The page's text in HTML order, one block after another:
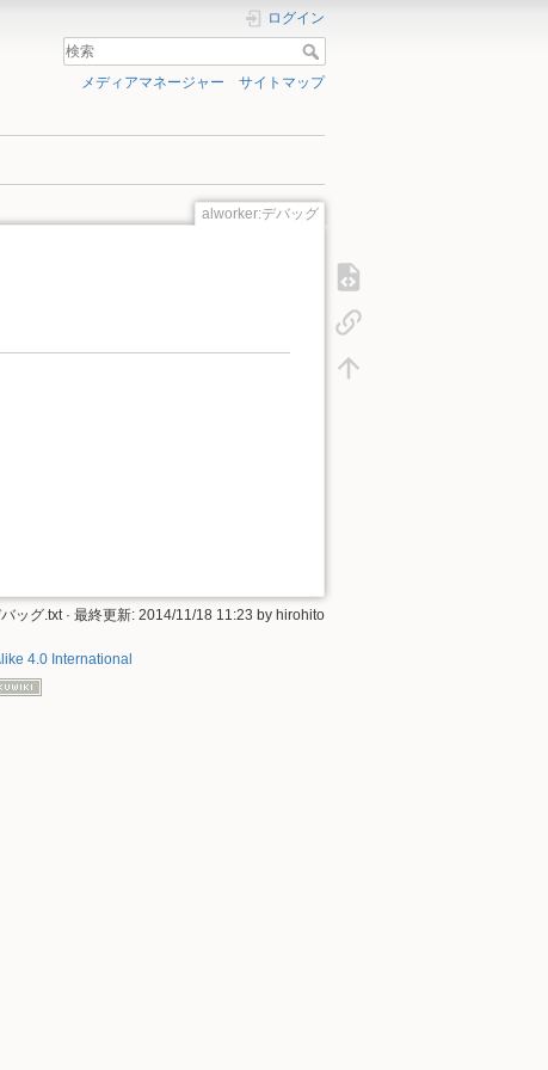
ログイン
メディアマネージャー サイトマップ
alworker:デバッグ
ッグ.txt· 最終更新: 2014/11/18 11:23 by hirohito
4.0 International